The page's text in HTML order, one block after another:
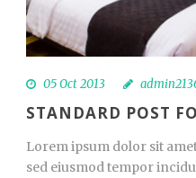
05 Oct 2013
STANDARD POST
Lorem ipsum dolor sit
sed eiusmod tempor